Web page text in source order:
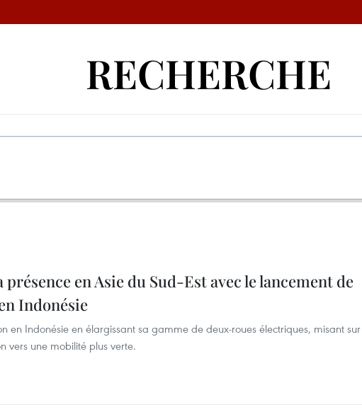
RECHERCHE
en Asie du Sud-Est avec le lancement de
Indonésie
en Indonésie en élargissant sa gamme de deux-roues électriques, misant sur
vers une mobilité plus verte.